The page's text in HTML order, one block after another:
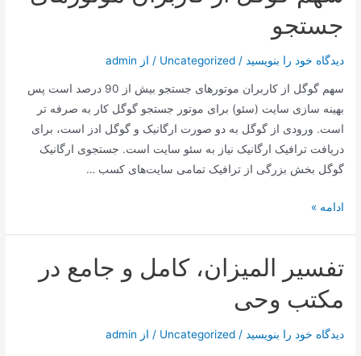
جستجو
دیدگاه‌ خود را بنویسید /
Uncategorized / از admin
سهم گوگل از کاربران موتور‌‌های جستجو بیش از 90 درصد است پس
بهینه سازی سایت (سئو) برای موتور جستجو گوگل کار به صرفه تر
است. ورودی از گوگل به دو صورت ارگانیک و گوگل ادز است، برای
دریافت ترافیک ارگانیک نیاز به سئو سایت است. جستجوی ارگانیک
گوگل بخش بزرگی از ترافیک تمامی سایت‌های کسب …
سهم
کاربران
موتور‌‌های
جستجو
ادامه »
تفسیر المیزان، کامل و جامع در
مکتب وحی
دیدگاه‌ خود را بنویسید /
Uncategorized / از admin